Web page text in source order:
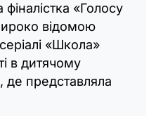
«Голосу
відомою
«Школа»
в дитячому
де представляла